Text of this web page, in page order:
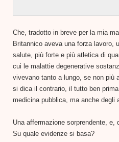
Che, tradotto in breve per la mia
Britannico aveva una forza lavoro,
salute, più forte e più atletica di
cui le malattie degenerative
vivevano tanto a lungo, se non più
si dica il contrario, il tutto ben
medicina pubblica, ma anche degli
Una affermazione sorprendente, e,
Su quale evidenze si basa?